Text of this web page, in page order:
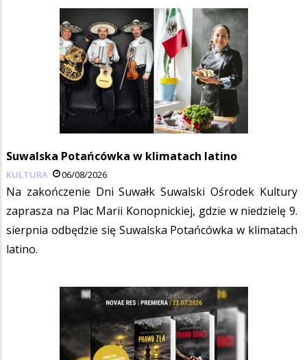
Suwalska Potańcówka w klimatach latino
KULTURA 06/08/2026
Na zakończenie Dni Suwałk Suwalski Ośrodek Kultury
zaprasza na Plac Marii Konopnickiej, gdzie w niedzielę 9.
sierpnia odbędzie się Suwalska Potańcówka w klimatach
latino.